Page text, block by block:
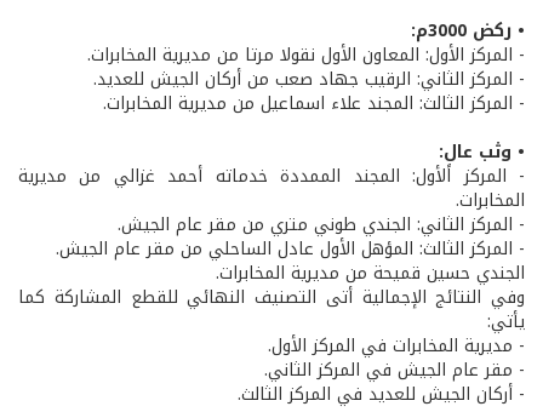
• ركض 3000م:
- المركز الأول: المعاون الأول نقولا مرتا من مديرية المخابرات.
- المركز الثاني: الرقيب جهاد صعب من أركان الجيش للعديد.
- المركز الثالث: المجند علاء اسماعيل من مديرية المخابرات.
• وثب عالٍ:
- المركز الأول: المجند الممددة خدماته أحمد غزالي من مديرية
المخابرات.
- المركز الثاني: الجندي طوني متري من مقر عام الجيش.
- المركز الثالث: المؤهل الأول عادل الساحلي من مقر عام الجيش.
الجندي حسين قميحة من مديرية المخابرات.
وفي النتائج الإجمالية أتى التصنيف النهائي للقطع المشاركة كما
يأتي:
- مديرية المخابرات في المركز الأول.
- مقر عام الجيش في المركز الثاني.
- أركان الجيش للعديد في المركز الثالث.